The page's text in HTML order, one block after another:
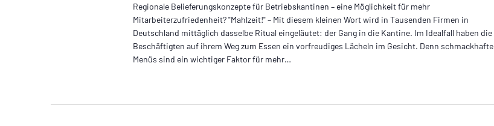
.
Regionale Belieferungskonzepte für Betriebskantinen – eine Möglichkeit für mehr
Mitarbeiterzufriedenheit? "Mahlzeit!" – Mit diesem kleinen Wort wird in Tausenden Firmen in
Deutschland mittäglich dasselbe Ritual eingeläutet: der Gang in die Kantine. Im Idealfall haben die
Beschäftigten auf ihrem Weg zum Essen ein vorfreudiges Lächeln im Gesicht. Denn schmackhafte
Menüs sind ein wichtiger Faktor für mehr…